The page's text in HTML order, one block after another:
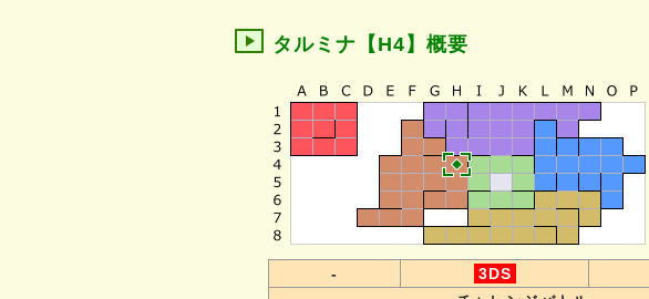
タルミナ【H4】概要
- 3DS